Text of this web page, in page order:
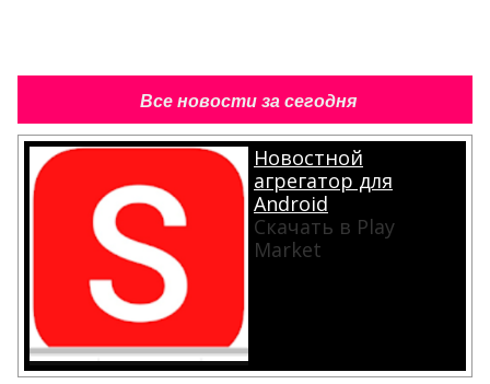
Все новости за сегодня
Новостной
агрегатор для
Android
Скачать в Play
Market